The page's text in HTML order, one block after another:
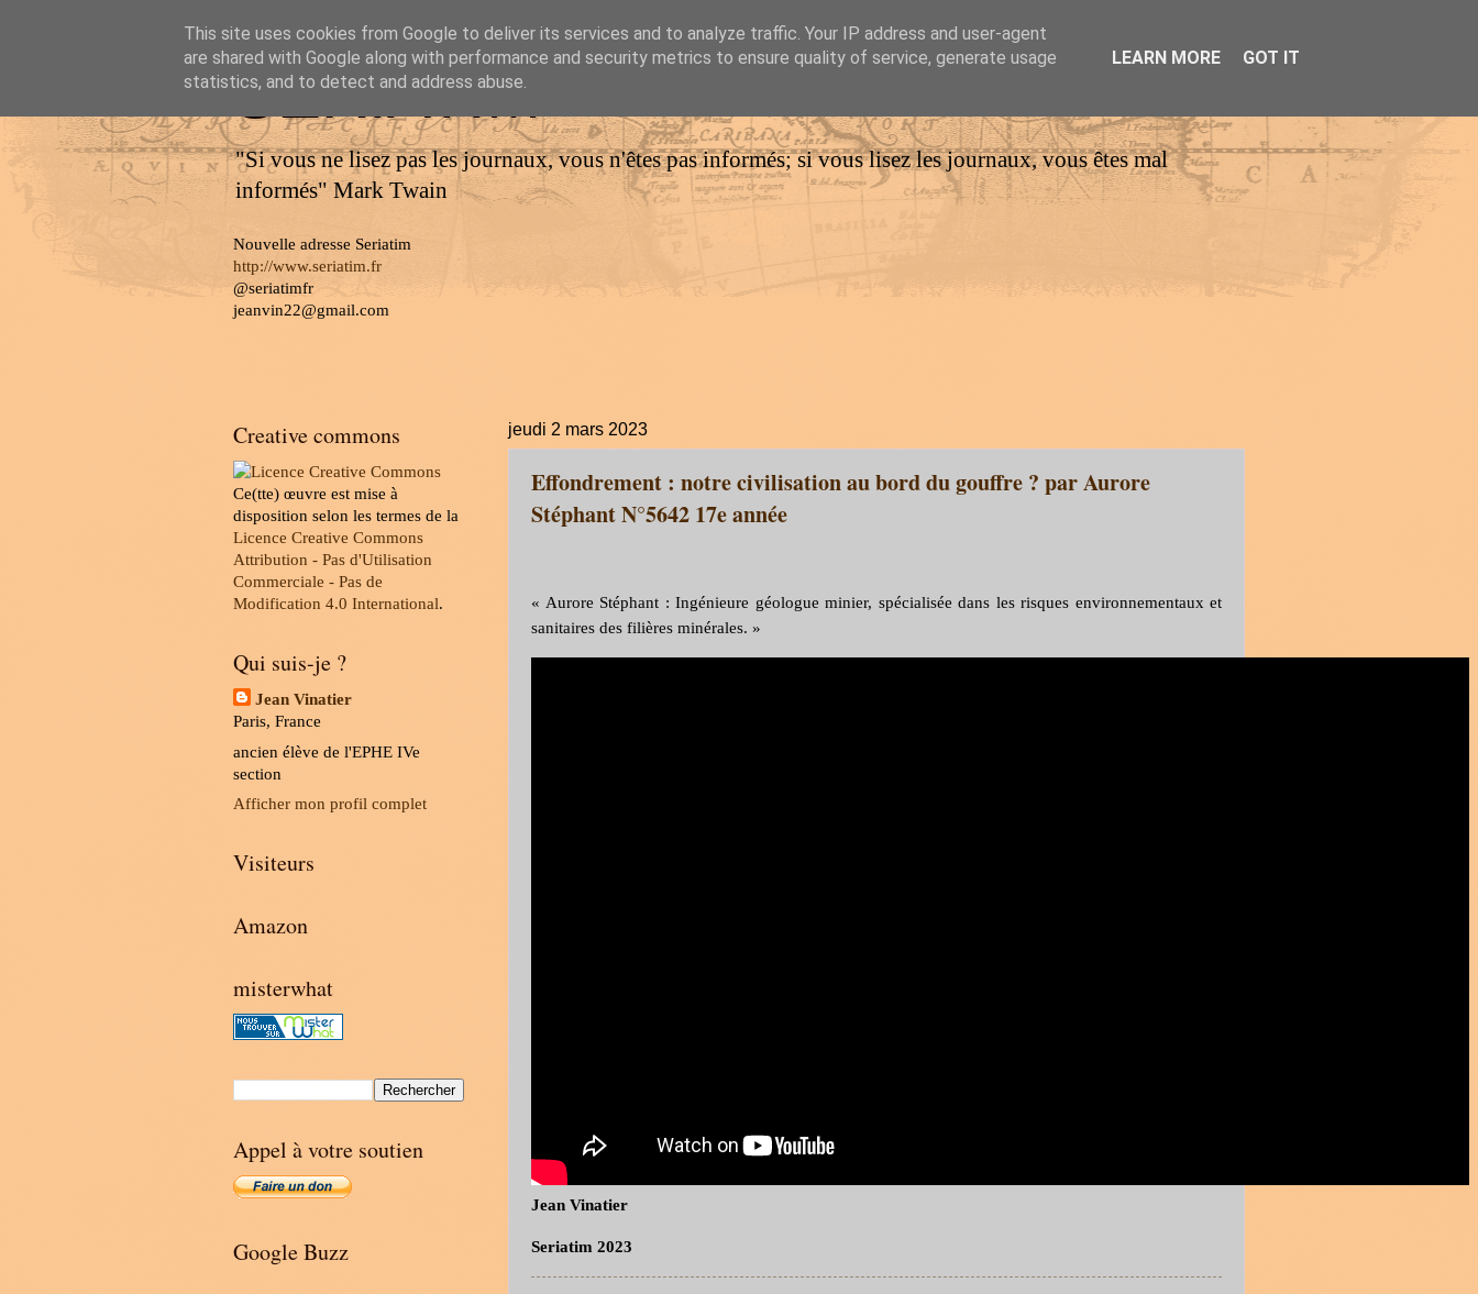
SERIATIM
"Si vous ne lisez pas les journaux, vous n'êtes pas informés; si vous lisez les journaux, vous êtes mal
informés" Mark Twain
Nouvelle adresse Seriatim
http://www.seriatim.fr
@seriatimfr
jeanvin22@gmail.com
jeudi 2 mars 2023
Effondrement : notre civilisation au bord du gouffre ? par Aurore
Stéphant N°5642 17e année
« Aurore Stéphant : Ingénieure géologue minier, spécialisée dans les risques environnementaux et
sanitaires des filières minérales. »
Jean Vinatier
Seriatim 2023
Creative commons
Ce(tte) œuvre est mise à
disposition selon les termes de la
Licence Creative Commons
Attribution - Pas d'Utilisation
Commerciale - Pas de
Modification 4.0 International.
Qui suis-je ?
Jean Vinatier
Paris, France
ancien élève de l'EPHE IVe
section
Afficher mon profil complet
Visiteurs
Amazon
misterwhat
Appel à votre soutien
Google Buzz
This site uses cookies from Google to deliver its services and to analyze traffic. Your IP address and user-agent
are shared with Google along with performance and security metrics to ensure quality of service, generate usage
statistics, and to detect and address abuse.
LEARN MORE GOT IT